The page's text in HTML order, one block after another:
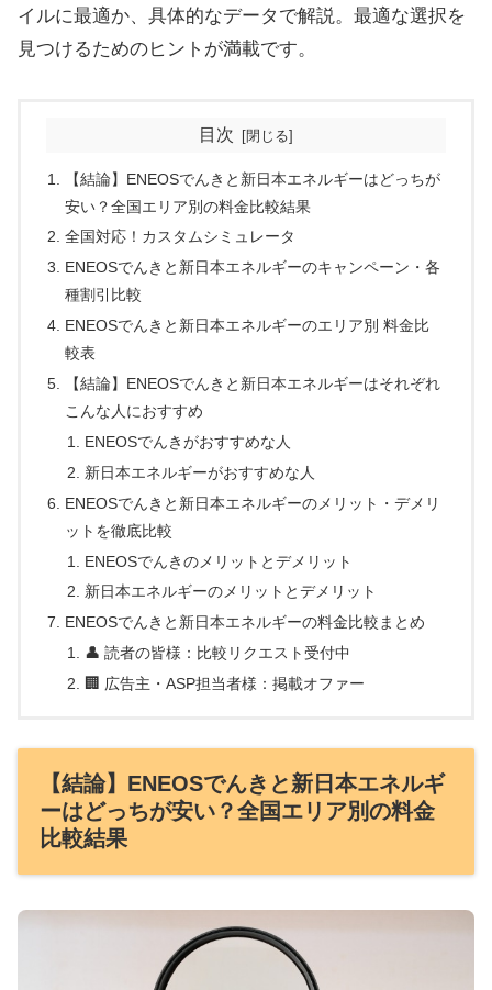
イルに最適か、具体的なデータで解説。最適な選択を
見つけるためのヒントが満載です。
目次
【結論】ENEOSでんきと新日本エネルギーはどっちが
安い？全国エリア別の料金比較結果
全国対応！カスタムシミュレータ
ENEOSでんきと新日本エネルギーのキャンペーン・各
種割引比較
ENEOSでんきと新日本エネルギーのエリア別 料金比
較表
【結論】ENEOSでんきと新日本エネルギーはそれぞれ
こんな人におすすめ
ENEOSでんきがおすすめな人
新日本エネルギーがおすすめな人
ENEOSでんきと新日本エネルギーのメリット・デメリ
ットを徹底比較
ENEOSでんきのメリットとデメリット
新日本エネルギーのメリットとデメリット
ENEOSでんきと新日本エネルギーの料金比較まとめ
👤 読者の皆様：比較リクエスト受付中
🏢 広告主・ASP担当者様：掲載オファー
【結論】ENEOSでんきと新日本エネルギ
ーはどっちが安い？全国エリア別の料金
比較結果